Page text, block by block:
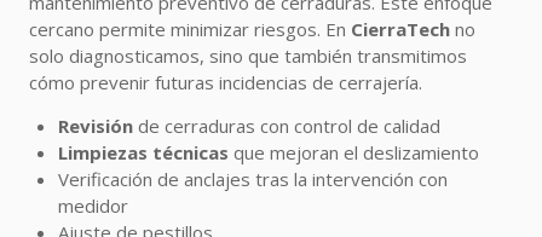
cercano permite minimizar riesgos. En CierraTech no
solo diagnosticamos, sino que también transmitimos
cómo prevenir futuras incidencias de cerrajería.
Revisión de cerraduras con control de calidad
Limpiezas técnicas que mejoran el deslizamiento
Verificación de anclajes tras la intervención con
medidor